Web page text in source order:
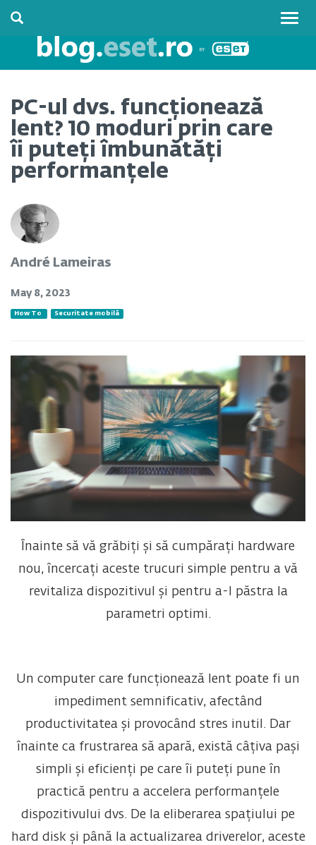
PC-ul dvs. funcționează
lent? 10 moduri prin care
îi puteți îmbunătăți
performanțele
André Lameiras
May 8, 2023
How To Securitate mobilă
Înainte să vă grăbiți și să cumpărați hardware
nou, încercați aceste trucuri simple pentru a vă
revitaliza dispozitivul și pentru a-l păstra la
parametri optimi.
Un computer care funcționează lent poate fi un
impediment semnificativ, afectând
productivitatea și provocând stres inutil. Dar
înainte ca frustrarea să apară, există câțiva pași
simpli și eficienți pe care îi puteți pune în
practică pentru a accelera performanțele
dispozitivului dvs. De la eliberarea spațiului pe
hard disk și până la actualizarea driverelor, aceste